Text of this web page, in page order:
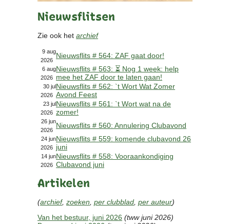
Nieuwsflitsen
Zie ook het archief
9 aug
2026
Nieuwsflits # 564: ZAF gaat door!
6 aug
2026
Nieuwsflits # 563: ⏳ Nog 1 week: help
mee het ZAF door te laten gaan!
30 jul
2026
Nieuwsflits # 562: `t Wort Wat Zomer
Avond Feest
23 jul
2026
Nieuwsflits # 561: `t Wort wat na de
zomer!
26 jun
2026
Nieuwsflits # 560: Annulering Clubavond
24 jun
2026
Nieuwsflits # 559: komende clubavond 26
juni
14 jun
2026
Nieuwsflits # 558: Vooraankondiging
Clubavond juni
Artikelen
(archief, zoeken per clubblad per auteur)
Van het bestuur, juni 2026 (tww juni 2026)
Bericht
Lid worden
Brouwcursus
Media
Artikelen
Foto's
Links
Nieuwsflitsen
Video
Sponsoren